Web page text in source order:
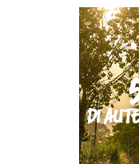
Previous